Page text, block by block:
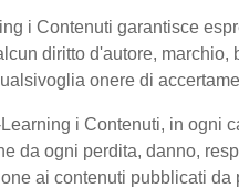
i Contenuti garantisce
diritto d'autore,
onere di
i Contenuti, in ogni
da ogni perdita, danno,
ai contenuti pubblicati da